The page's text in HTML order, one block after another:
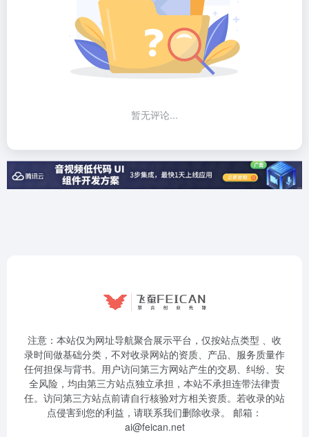
暂无评论...
注意：本站仅为网址导航聚合展示平台，仅按站点类型 、收
录时间做基础分类，不对收录网站的资质、产品、服务质量作
任何担保与背书。用户访问第三方网站产生的交易、纠纷、安
全风险，均由第三方站点独立承担，本站不承担连带法律责
任。访问第三方站点前请自行核验对方相关资质。若收录的站
点侵害到您的利益，请联系我们删除收录。 邮箱：
ai@feican.net